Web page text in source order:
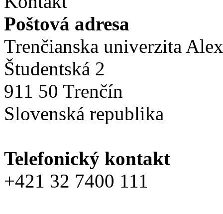
Poštová adresa
Trenčianska univerzita
Študentská 2
911 50 Trenčín
Slovenská republika
Telefonický kontakt
+421 32 7400 111